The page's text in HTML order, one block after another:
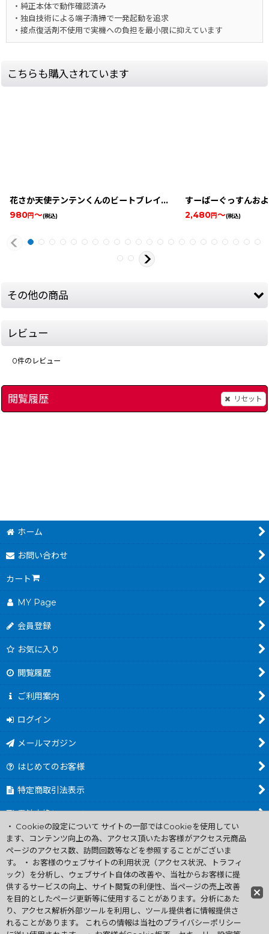
・純正本体で動作確認済み
・独自技術による端子清掃で一発起動を追求
・接点復活剤不使用で実機への負担を最小限に抑えています
こちらも購入されています
花さか天使テンテンくんのビートブレイカー 8699-tenten-
980円～(税込)
すーぱーぐっすんお
2,480円～(税込)
その他の商品
レビュー
0件のレビュー
閲覧履歴 リセット
ホーム
お問い合わせ
カート
MY Page
会員登録
お気に入り
閲覧履歴
ご利用案内
ログイン
メールマガジン
はじめてのお客様
特定商取引法表示
電池交換について
商品カテゴリ一覧
Worldwide Shipping Guide
ファミコン買取通販 中古 ディスクシステム 販売 ニンテンドウ64・
ゲーム買取 .電池交換
Copyright (C) 2007 ファミコン お宝王 All Rights
・ Cookieの設定について サイトの一部ではCookieを使用してい
ます、コンテンツ向上の為、アクセス頂いたお客様がアクセス元商品
ページのアクセス数、訪問回数等などを参照することがございま
す。 ・ お客様のウェブサイトの利用状況（アクセス状況、トラフィ
ック）を分析し、ウェブサイト自体の改善や、当社からお客様に提
供するサービスの向上、サイト閲覧の利便性、当ページの売上改善
を目的としたページ更新等に使用することがあります。分析にあた
り、アクセス解析外部ツールを利用し、ツール提供者に情報提供さ
れることがあります。 これらの情報は当社のプライバシーポリシー